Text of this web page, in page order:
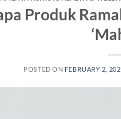
Produk
POSTED ON FEBRUARY 2,